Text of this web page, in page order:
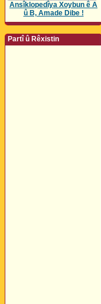
Ansîklopedîya Xoybun ê A
û B, Amade Dibe !
Partî û Rêxistin